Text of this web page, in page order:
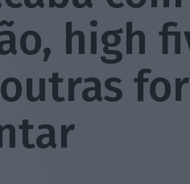
high